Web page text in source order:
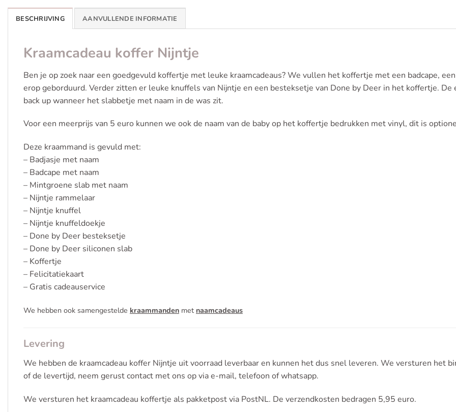
BESCHRIJVING AANVULLENDE INFORMATIE
Kraamcadeau koffer Nijntje
Ben je op zoek naar een goedgevuld koffertje met leuke kraamcadeaus? We vullen het koffertje met een badcape,
erop geborduurd. Verder zitten er leuke knuffels van Nijntje en een besteksetje van Done by Deer in het koffertje.
back up wanneer het slabbetje met naam in de was zit.
Voor een meerprijs van 5 euro kunnen we ook de naam van de baby op het koffertje bedrukken met vinyl, dit is
Deze kraammand is gevuld met:
– Badjasje met naam
– Badcape met naam
– Mintgroene slab met naam
– Nijntje rammelaar
– Nijntje knuffel
– Nijntje knuffeldoekje
– Done by Deer besteksetje
– Done by Deer siliconen slab
– Koffertje
– Felicitatiekaart
– Gratis cadeauservice
We hebben ook samengestelde kraammanden met naamcadeaus
Levering
We hebben de kraamcadeau koffer Nijntje uit voorraad leverbaar en kunnen het dus snel leveren. We versturen het
of de levertijd, neem gerust contact met ons op via e-mail, telefoon of whatsapp.
We versturen het kraamcadeau koffertje als pakketpost via PostNL. De verzendkosten bedragen 5,95 euro.